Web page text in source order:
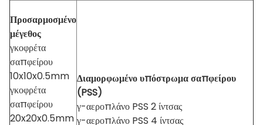
Προσαρμοσμένο
μέγεθος
γκοφρέτα
σαπφείρου
10x10x0.5mm
γκοφρέτα
σαπφείρου
20x20x0.5mm
Διαμορφωμένο υπόστρωμα σαπφείρου
(PSS)
γ-αεροπλάνο PSS 2 ίντσας
γ-αεροπλάνο PSS 4 ίντσας